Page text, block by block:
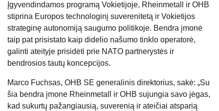
Įgyvendindamos programą Vokietijoje, Rheinmetall ir OHB
stiprina Europos technologinį suverenitetą ir Vokietijos
strateginę autonomiją saugumo politikoje. Bendra įmonė
taip pat prisistato kaip didelio našumo tinklo operatorė,
galinti ateityje prisidėti prie NATO partnerystės ir
bendrosios tautų koncepcijos.
Marco Fuchsas, OHB SE generalinis direktorius, sakė: „Su
šia bendra įmone Rheinmetall ir OHB sujungia savo jėgas,
kad sukurtų pažangiausią, suverenią ir ateičiai atsparią